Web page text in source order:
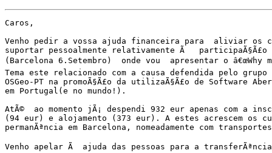
Caros,
Venho pedir a vossa ajuda financeira para  aliviar os
suportar pessoalmente relativamente Ã   participaÃ§Ã£o
(Barcelona 6.Setembro)  onde vou  apresentar o â€œWhy
Tema este relacionado com a causa defendida pelo
OSGeo-PT na promoÃ§Ã£o da utilizaÃ§Ã£o de Software
em Portugal(e no mundo!).
AtÃ©  ao momento jÃ¡ despendi 932 eur apenas com a
(94 eur) e alojamento (373 eur). A estes acrescem os
permanÃªncia em Barcelona, nomeadamente com
Venho apelar Ã  ajuda das pessoas para a